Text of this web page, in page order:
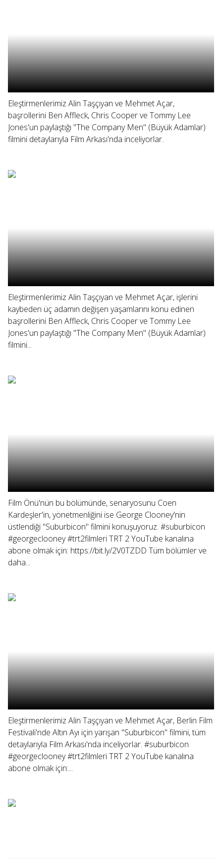
Eleştirmenlerimiz Alin Taşçıyan ve Mehmet Açar,
başrollerini Ben Affleck, Chris Cooper ve Tommy Lee
Jones'un paylaştığı "The Company Men" (Büyük Adamlar)
filmini detaylarıyla Film Arkası'nda inceliyorlar.
Eleştirmenlerimiz Alin Taşçıyan ve Mehmet Açar, işlerini
kaybeden üç adamın değişen yaşamlarını konu edinen
başrollerini Ben Affleck, Chris Cooper ve Tommy Lee
Jones'un paylaştığı "The Company Men" (Büyük Adamlar)
filmini...
Film Önü'nün bu bölümünde, senaryosunu Coen
Kardeşler'in, yönetmenliğini ise George Clooney'nin
üstlendiği "Suburbicon" filmini konuşuyoruz. #suburbicon
#georgeclooney #trt2filmleri TRT 2 YouTube kanalına
abone olmak için: https://bit.ly/2V0TZDD Tüm bölümler ve
daha...
Eleştirmenlerimiz Alin Taşçıyan ve Mehmet Açar, Berlin Film
Festivali'nde Altın Ayı için yarışan "Suburbicon" filmini, tüm
detaylarıyla Film Arkası'nda inceliyorlar. #suburbicon
#georgeclooney #trt2filmleri TRT 2 YouTube kanalına
abone olmak için:...